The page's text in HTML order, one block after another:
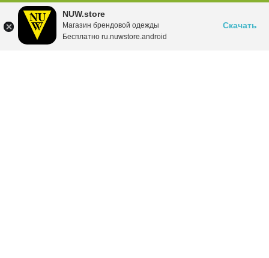
NUW.store
Магазин брендовой одежды
Бесплатно ru.nuwstore.android
Скачать